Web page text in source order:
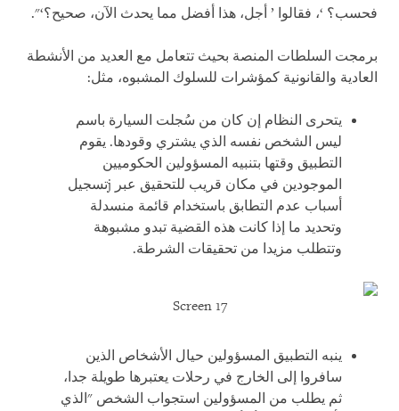
فحسب؟ ‘، فقالوا ’ أجل، هذا أفضل مما يحدث الآن، صحيح؟‘".
برمجت السلطات المنصة بحيث تتعامل مع العديد من الأنشطة
العادية والقانونية كمؤشرات للسلوك المشبوه، مثل:
يتحرى النظام إن كان من سُجلت السيارة باسم
ليس الشخص نفسه الذي يشتري وقودها. يقوم
التطبيق وقتها بتنبيه المسؤولين الحكوميين
الموجودين في مكان قريب للتحقيق عبر jتسجيل
أسباب عدم التطابق باستخدام قائمة منسدلة
وتحديد ما إذا كانت هذه القضية تبدو مشبوهة
وتتطلب مزيدا من تحقيقات الشرطة.
Screen 17
ينبه التطبيق المسؤولين حيال الأشخاص الذين
سافروا إلى الخارج في رحلات يعتبرها طويلة جدا،
ثم يطلب من المسؤولين استجواب الشخص "الذي